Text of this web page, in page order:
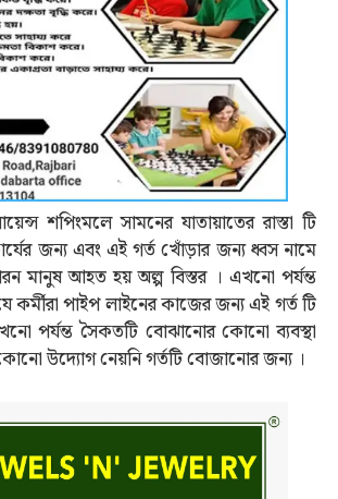
শপিংমলে সামনের যাতায়াতের রাস্তা টি
জন্য এবং এই গর্ত খোঁড়ার জন্য ধ্বস নামে
মানুষ আহত হয় অল্প বিস্তর । এখনো পর্যন্ত
কর্মীরা পাইপ লাইনের কাজের জন্য এই গর্ত টি
পর্যন্ত সৈকতটি বোঝানোর কোনো ব্যবস্থা
উদ্যোগ নেয়নি গর্তটি বোজানোর জন্য ।